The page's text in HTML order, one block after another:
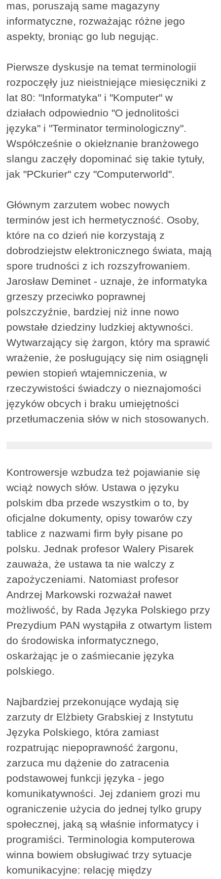
mas, poruszają same magazyny
informatyczne, rozważając różne jego
aspekty, broniąc go lub negując.
Pierwsze dyskusje na temat terminologii
rozpoczęły juz nieistniejące miesięczniki z
lat 80: "Informatyka" i "Komputer" w
działach odpowiednio "O jednolitości
języka" i "Terminator terminologiczny".
Współcześnie o okiełznanie branżowego
slangu zaczęły dopominać się takie tytuły,
jak "PCkurier" czy "Computerworld".
Głównym zarzutem wobec nowych
terminów jest ich hermetyczność. Osoby,
które na co dzień nie korzystają z
dobrodziejstw elektronicznego świata, mają
spore trudności z ich rozszyfrowaniem.
Jarosław Deminet - uznaje, że informatyka
grzeszy przeciwko poprawnej
polszczyźnie, bardziej niż inne nowo
powstałe dziedziny ludzkiej aktywności.
Wytwarzający się żargon, który ma sprawić
wrażenie, że posługujący się nim osiągnęli
pewien stopień wtajemniczenia, w
rzeczywistości świadczy o nieznajomości
języków obcych i braku umiejętności
przetłumaczenia słów w nich stosowanych.
Kontrowersje wzbudza też pojawianie się
wciąż nowych słów. Ustawa o języku
polskim dba przede wszystkim o to, by
oficjalne dokumenty, opisy towarów czy
tablice z nazwami firm były pisane po
polsku. Jednak profesor Walery Pisarek
zauważa, że ustawa ta nie walczy z
zapożyczeniami. Natomiast profesor
Andrzej Markowski rozważał nawet
możliwość, by Rada Języka Polskiego przy
Prezydium PAN wystąpiła z otwartym listem
do środowiska informatycznego,
oskarżając je o zaśmiecanie języka
polskiego.
Najbardziej przekonujące wydają się
zarzuty dr Elżbiety Grabskiej z Instytutu
Języka Polskiego, która zamiast
rozpatrując niepoprawność żargonu,
zarzuca mu dążenie do zatracenia
podstawowej funkcji języka - jego
komunikatywności. Jej zdaniem grozi mu
ograniczenie użycia do jednej tylko grupy
społecznej, jaką są właśnie informatycy i
programiści. Terminologia komputerowa
winna bowiem obsługiwać trzy sytuacje
komunikacyjne: relację między